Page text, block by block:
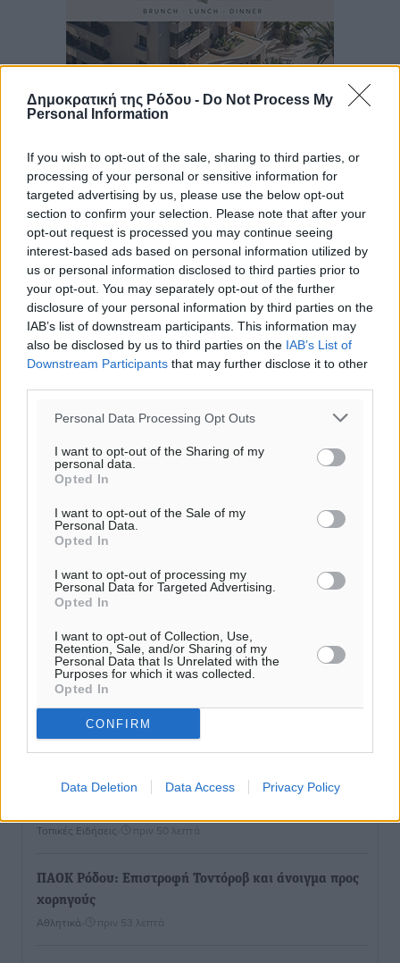
Δημοκρατική της Ρόδου - Do Not Process My
Personal Information
If you wish to opt-out of the sale, sharing to third parties, or
processing of your personal or sensitive information for
targeted advertising by us, please use the below opt-out
section to confirm your selection. Please note that after your
opt-out request is processed you may continue seeing
interest-based ads based on personal information utilized by
us or personal information disclosed to third parties prior to
your opt-out. You may separately opt-out of the further
disclosure of your personal information by third parties on the
IAB’s list of downstream participants. This information may
also be disclosed by us to third parties on the IAB’s List of
Downstream Participants that may further disclose it to other
Personal Data Processing Opt Outs
I want to opt-out of the Sharing of my
personal data.
Opted In
I want to opt-out of the Sale of my
Personal Data.
Opted In
I want to opt-out of processing my
Personal Data for Targeted Advertising.
Opted In
I want to opt-out of Collection, Use,
Retention, Sale, and/or Sharing of my
Personal Data that Is Unrelated with the
Purposes for which it was collected.
Opted In
CONFIRM
Data Deletion Data Access Privacy Policy
Ροή ειδήσεων
Ο.Φ. Ιστρίου: Καρέ ανανεώσεων σε άξονα και
μετόπισθεν
Αθλητικά• πριν 4 λεπτά
και στο κεφάλι του σε εστιατόριο ακούγοντας Άννα
Βίσση
Στο Επιμελητήριο Δωδεκανήσου σήμερα ο Πρέσβης
της Βραζιλίας Laudemar Aguiar
Τοπικές Ειδήσεις• πριν 40 λεπτά
συνάντηση του Φώτη Μάγγου με τον πρόεδρο της
Τοπικές Ειδήσεις πριν 50 λεπτά
ΠΑΟΚ Ρόδου: Επιστροφή Τοντόροβ και άνοιγμα προς
χορηγούς
Αθλητικά πριν 53 λεπτά